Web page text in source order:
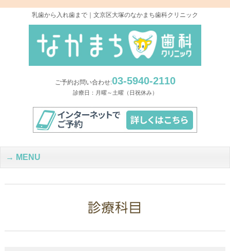
乳歯から入れ歯まで｜文京区大塚のなかまち歯科クリニック
ご予約お問い合わせ:03-5940-2110
診療日：月曜～土曜（日祝休み）
MENU